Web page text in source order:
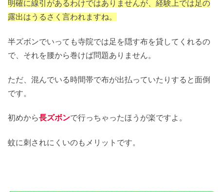
明確に線引があるわけではありませんが、経験上では足の
露出はうるさく言われますね。
半ズボンでいっても寺院では足を隠す布を貸してくれるの
で、それを腰から巻けば問題ありません。
ただ、混んでいる時間帯で布が出払っていたりすると面倒
です。
初めから長ズボンで行っちゃったほうが楽ですよ。
蚊に刺されにくいのもメリットです。